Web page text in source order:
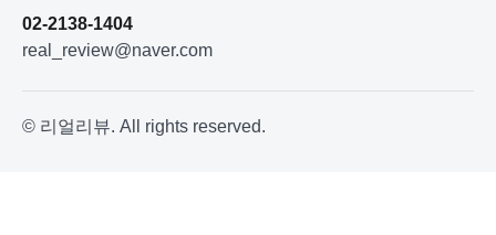
02-2138-1404
real_review@naver.com
© 리얼리뷰. All rights reserved.